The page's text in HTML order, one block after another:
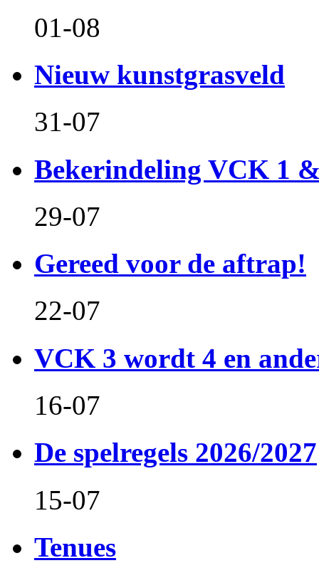
01-08
Nieuw kunstgrasveld
31-07
Bekerindeling VCK 1
29-07
Gereed voor de aftrap!
22-07
VCK 3 wordt 4 en
16-07
De spelregels 2026/2027
15-07
Tenues